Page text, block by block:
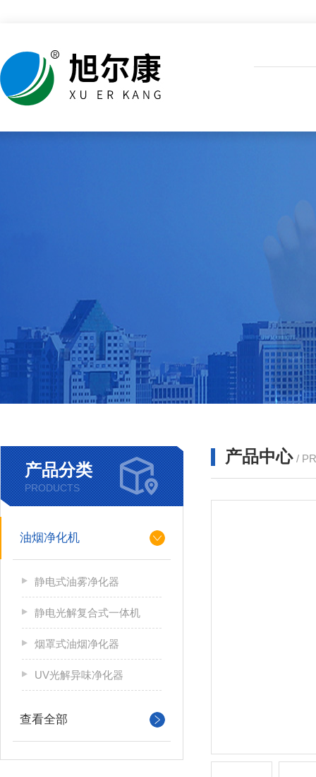
产品分类
PRODUCTS
油烟净化机
静电式油雾净化器
静电光解复合式一体机
烟罩式油烟净化器
UV光解异味净化器
查看全部
产品中心 /